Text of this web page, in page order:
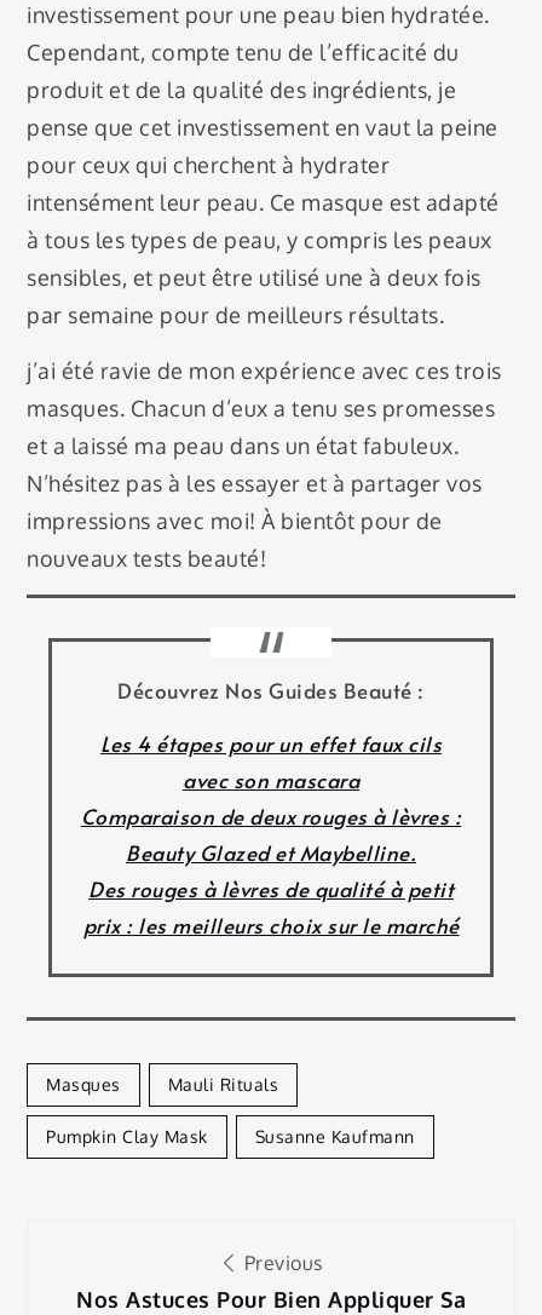
investissement pour une peau bien hydratée.
Cependant, compte tenu de l’efficacité du
produit et de la qualité des ingrédients, je
pense que cet investissement en vaut la peine
pour ceux qui cherchent à hydrater
intensément leur peau. Ce masque est adapté
à tous les types de peau, y compris les peaux
sensibles, et peut être utilisé une à deux fois
par semaine pour de meilleurs résultats.
j’ai été ravie de mon expérience avec ces trois
masques. Chacun d’eux a tenu ses promesses
et a laissé ma peau dans un état fabuleux.
N’hésitez pas à les essayer et à partager vos
impressions avec moi! À bientôt pour de
nouveaux tests beauté!
Découvrez Nos Guides Beauté :
Les 4 étapes pour un effet faux cils
avec son mascara
Comparaison de deux rouges à lèvres :
Beauty Glazed et Maybelline.
Des rouges à lèvres de qualité à petit
prix : les meilleurs choix sur le marché
Masques Mauli Rituals
Pumpkin Clay Mask Susanne Kaufmann
Navigation
Previous
Nos Astuces Pour Bien Appliquer Sa